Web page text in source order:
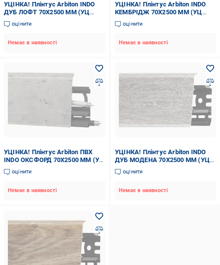
УЦІНКА! Плінтус Arbiton INDO
ДУБ ЛОФТ 70X2500 ММ (УЦ
№96)
оцінити
Немає в наявності
УЦІНКА! Плінтус Arbiton INDO
КЕМБРІДЖ 70X2500 ММ (УЦ
№96)
оцінити
Немає в наявності
УЦІНКА! Плінтус Arbiton ПВХ
INDO ОКСФОРД 70X2500 ММ (УЦ
№53)
оцінити
Немає в наявності
УЦІНКА! Плінтус Arbiton INDO
ДУБ МОДЕНА 70X2500 ММ (УЦ
№95)
оцінити
Немає в наявності